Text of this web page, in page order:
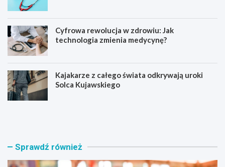
Cyfrowa rewolucja w zdrowiu: Jak
technologia zmienia medycynę?
Kajakarze z całego świata odkrywają uroki
Solca Kujawskiego
E
c
Z
s Sprawdź również